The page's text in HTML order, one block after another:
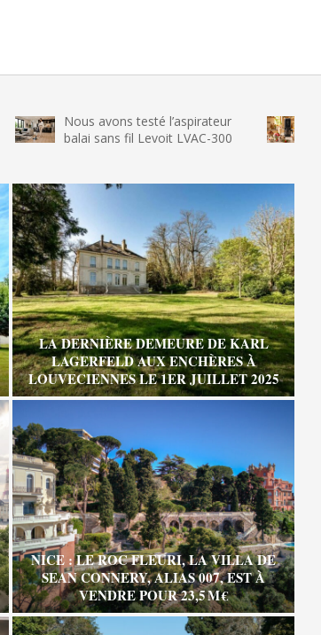
Nous avons testé l’aspirateur
balai sans fil Levoit LVAC-300
Nous
glace
LA DERNIÈRE DEMEURE DE KARL
LAGERFELD AUX ENCHÈRES À
LOUVECIENNES LE 1ER JUILLET 2025
NICE : LE ROC FLEURI, LA VILLA DE
SEAN CONNERY, ALIAS 007, EST À
VENDRE POUR 23,5 M €